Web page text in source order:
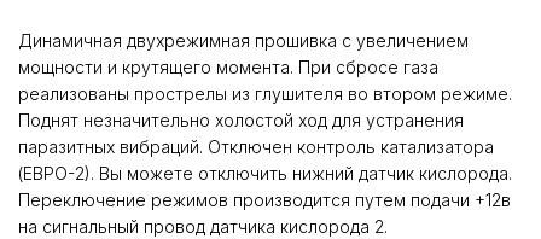
Динамичная двухрежимная прошивка с увеличением
мощности и крутящего момента. При сбросе газа
реализованы прострелы из глушителя во втором режиме.
Поднят незначительно холостой ход для устранения
паразитных вибраций. Отключен контроль катализатора
(ЕВРО-2). Вы можете отключить нижний датчик кислорода.
Переключение режимов производится путем подачи +12в
на сигнальный провод датчика кислорода 2.